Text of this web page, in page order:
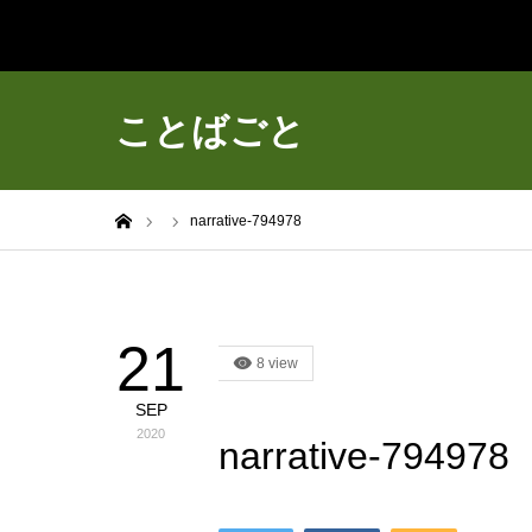
ことばごと
narrative-794978
21
SEP
2020
8 view
narrative-794978